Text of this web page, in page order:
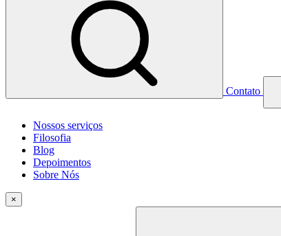
Contato
Nossos serviços
Filosofia
Blog
Depoimentos
Sobre Nós
×